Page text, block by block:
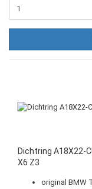
Dichtring A18X22-
X6 Z3
original BMW